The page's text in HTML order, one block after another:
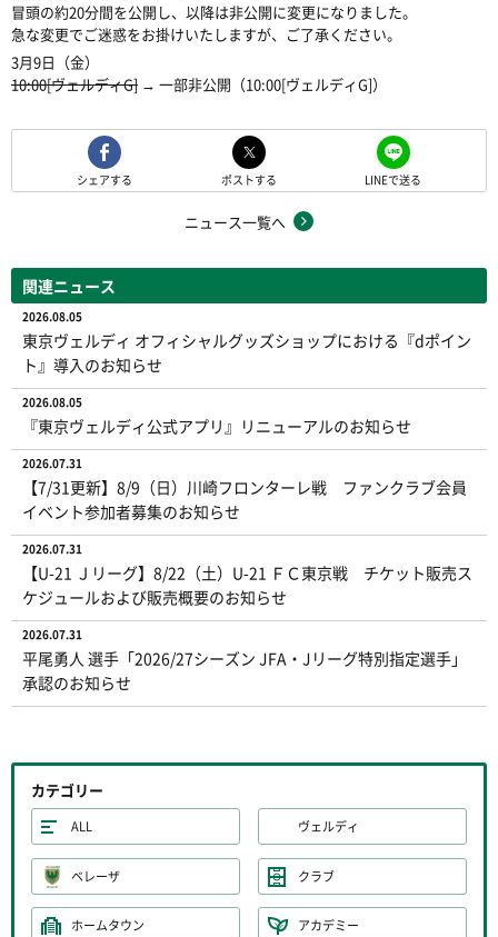
冒頭の約20分間を公開し、以降は非公開に変更になりました。
急な変更でご迷惑をお掛けいたしますが、ご了承ください。
3月9日（金）
10:00[ヴェルディG] → 一部非公開（10:00[ヴェルディG]）
シェアする ポストする LINEで送る
ニュース一覧へ
関連ニュース
2026.08.05
東京ヴェルディ オフィシャルグッズショップにおける『dポイン
ト』導入のお知らせ
2026.08.05
『東京ヴェルディ公式アプリ』リニューアルのお知らせ
2026.07.31
【7/31更新】8/9（日）川崎フロンターレ戦 ファンクラブ会員
イベント参加者募集のお知らせ
2026.07.31
【U-21 Ｊリーグ】8/22（土）U-21 ＦＣ東京戦 チケット販売ス
ケジュールおよび販売概要のお知らせ
2026.07.31
平尾勇人 選手「2026/27シーズン JFA・Jリーグ特別指定選手」
承認のお知らせ
カテゴリー
ALL ヴェルディ
ベレーザ クラブ
ホームタウン アカデミー